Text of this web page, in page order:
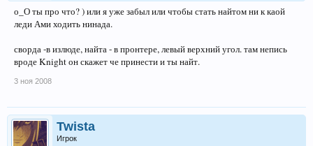
о_О ты про что? ) или я уже забыл или чтобы стать найтом ни к каой
леди Ами ходить нинада.
сворда -в излюде, найта - в пронтере, левый верхний угол. там непись
вроде Knight он скажет че принести и ты найт.
3 ноя 2008
Twista
Игрок